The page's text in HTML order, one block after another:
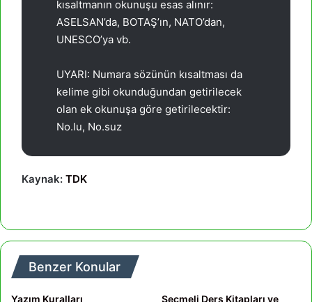
kısaltmanın okunuşu esas alınır:
ASELSAN’da, BOTAŞ’ın, NATO’dan,
UNESCO’ya vb.
UYARI: Numara sözünün kısaltması da
kelime gibi okunduğundan getirilecek
olan ek okunuşa göre getirilecektir:
No.lu, No.suz
Kaynak: TDK
Benzer Konular
Yazım Kuralları
Seçmeli Ders Kitapları ve